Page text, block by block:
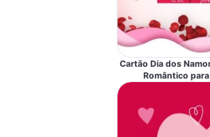
Cartão Dia dos
Romântico